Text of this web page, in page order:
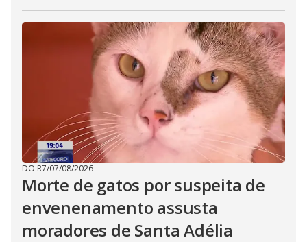
DO R7/07/08/2026
Morte de gatos por suspeita de
envenenamento assusta
moradores de Santa Adélia